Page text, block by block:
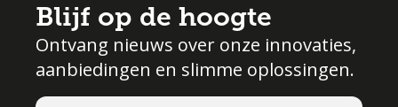
Blijf op de hoogte
Ontvang nieuws over onze innovaties,
aanbiedingen en slimme oplossingen.